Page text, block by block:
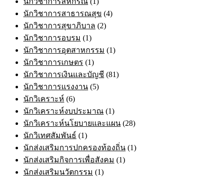
นักวิชาการสาธารณสุข (4)
นักวิชาการสุขาภิบาล (2)
นักวิชาการอบรม (1)
นักวิชาการอุตสาหกรรม (1)
นักวิชาการเกษตร (1)
นักวิชาการเงินและบัญชี (81)
นักวิชาการแรงงาน (5)
นักวิเคราะห์ (6)
นักวิเคราะห์งบประมาณ (1)
นักวิเคราะห์นโยบายและแผน (28)
นักวิเทศสัมพันธ์ (1)
นักส่งเสริมการปกครองท้องถิ่น (1)
นักส่งเสริมกิจการเพื่อสังคม (1)
นักส่งเสริมนวัตกรรม (1)